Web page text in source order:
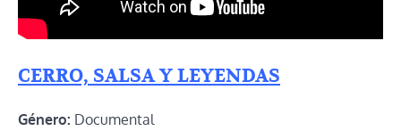
CERRO, SALSA Y LEYENDAS
Género: Documental